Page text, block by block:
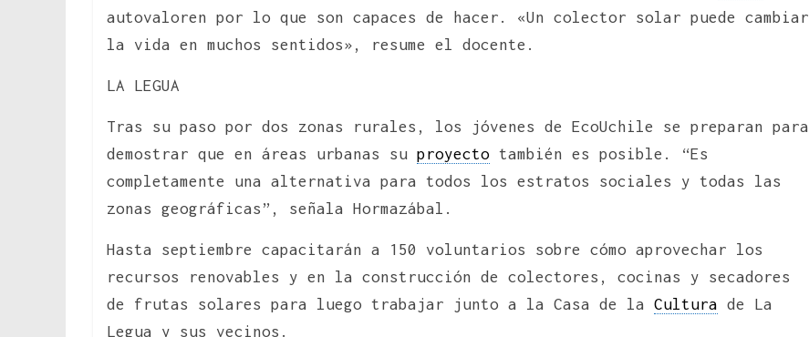
autovaloren por lo que son capaces de hacer. «Un colector solar puede cambiar
la vida en muchos sentidos», resume el docente.
LA LEGUA
Tras su paso por dos zonas rurales, los jóvenes de EcoUchile se preparan para
demostrar que en áreas urbanas su proyecto también es posible. “Es
completamente una alternativa para todos los estratos sociales y todas las
zonas geográficas”, señala Hormazábal.
Hasta septiembre capacitarán a 150 voluntarios sobre cómo aprovechar los
recursos renovables y en la construcción de colectores, cocinas y secadores
de frutas solares para luego trabajar junto a la Casa de la Cultura de La
Legua y sus vecinos.